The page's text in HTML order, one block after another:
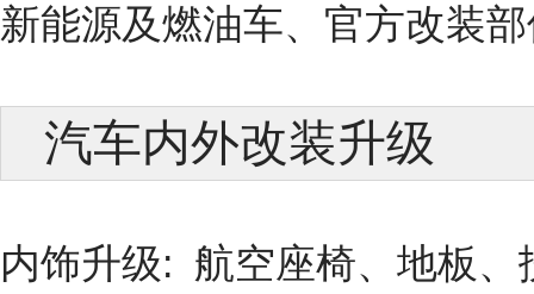
新能源及燃油车、官方改装
汽车内外改装升级
内饰升级: 航空座椅、地板